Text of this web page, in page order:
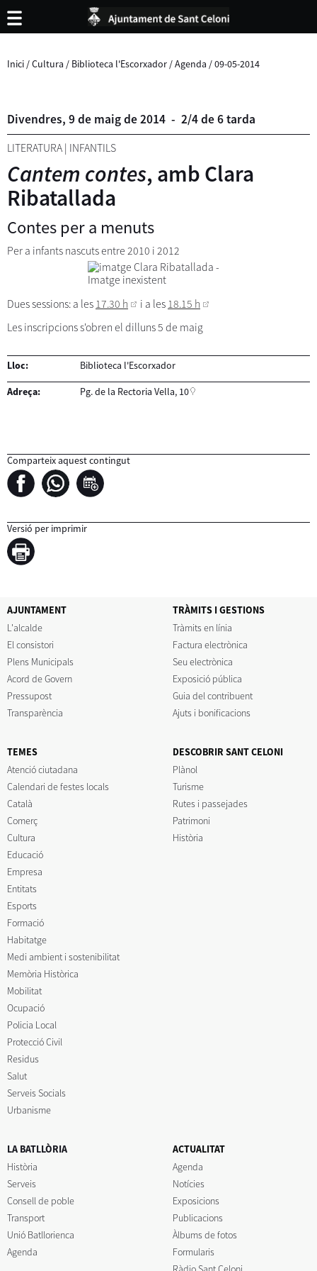
Inici /Cultura / Biblioteca l'Escorxador /Agenda /09-05-2014
Divendres, 9de maigde2014 - 2/4 de 6 tarda
LITERATURA | INFANTILS
Cantem contes, amb Clara
Ribatallada
Contes per a menuts
Per a infants nascuts entre 2010 i 2012
Dues sessions: a les 17.30 h i a les 18.15 h
Les inscripcions s'obren el dilluns 5 de maig
Lloc: Biblioteca l'Escorxador
Adreça: Pg. de la Rectoria Vella, 10
Comparteix aquest contingut
Versió per imprimir
AJUNTAMENT
L'alcalde
El consistori
Plens Municipals
Acord de Govern
Pressupost
Transparència
TRÀMITS I GESTIONS
Tràmits en línia
Factura electrònica
Seu electrònica
Exposició pública
Guia del contribuent
Ajuts i bonificacions
TEMES
Atenció ciutadana
Calendari de festes locals
Català
Comerç
Cultura
Educació
Empresa
Entitats
Esports
Formació
Habitatge
Medi ambient i sostenibilitat
Memòria Històrica
Mobilitat
Ocupació
Policia Local
Protecció Civil
Residus
Salut
Serveis Socials
Urbanisme
DESCOBRIR SANT CELONI
Plànol
Turisme
Rutes i passejades
Patrimoni
Història
LA BATLLÒRIA
Història
Serveis
Consell de poble
Transport
Unió Batllorienca
Agenda
ACTUALITAT
Agenda
Notícies
Exposicions
Publicacions
Àlbums de fotos
Formularis